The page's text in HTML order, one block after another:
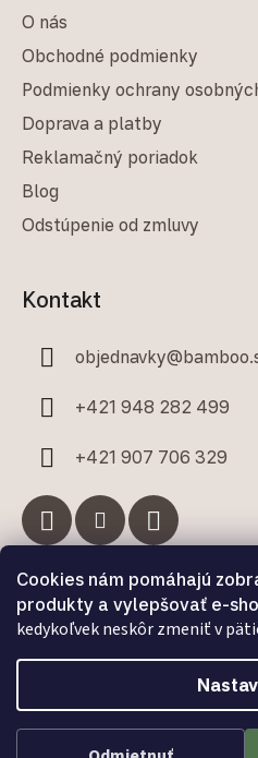
Cookies nám pomáhajú
produkty a vylepšovať e-
kedykoľvek neskôr zmeniť v
O nás
Obchodné podmienky
Podmienky ochrany
Doprava a platby
Reklamačný poriadok
Blog
Odstúpenie od zmluvy
Kontakt
objednavky@
+421 948 282 499
+421 907 706 329
Facebook
Vytvoril Shoptet